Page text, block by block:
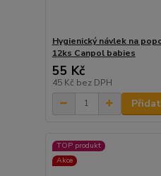
Hygienický návlek na
12ks Canpol babies
55 Kč
45 Kč bez DPH
TOP produkt
Akce